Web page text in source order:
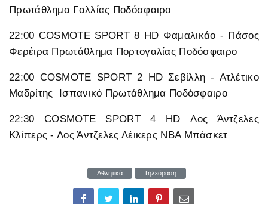
Πρωτάθλημα Γαλλίας Ποδόσφαιρο
22:00 COSMOTE SPORT 8 HD Φαμαλικάο - Πάσος
Φερέιρα Πρωτάθλημα Πορτογαλίας Ποδόσφαιρο
22:00 COSMOTE SPORT 2 HD Σεβίλλη - Ατλέτικο
Μαδρίτης Ισπανικό Πρωτάθλημα Ποδόσφαιρο
22:30 COSMOTE SPORT 4 HD Λος Άντζελες
Κλίπερς - Λος Άντζελες Λέικερς NBA Μπάσκετ
Αθλητικά Τηλεόραση